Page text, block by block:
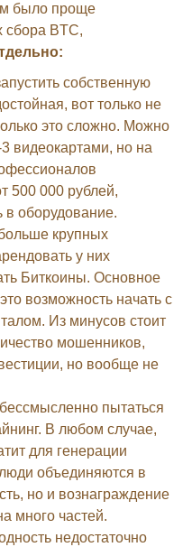
было проще
сбора BTC,
собственную
вот только не
это сложно. Можно
видеокартами, но на
500 000 рублей,
в оборудование.
крупных
у них
Биткоины. Основное
возможность начать с
Из минусов стоит
мошенников,
но вообще не
пытаться
В любом случае,
для генерации
объединяются в
но и вознаграждение
много частей.
недостаточно